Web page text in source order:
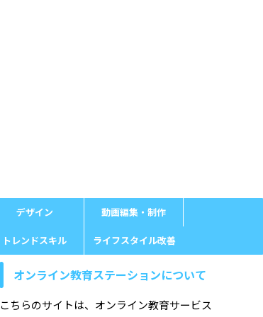
デザイン 動画編集・制作
トレンドスキル ライフスタイル改善
オンライン教育ステーションについて
こちらのサイトは、オンライン教育サービス